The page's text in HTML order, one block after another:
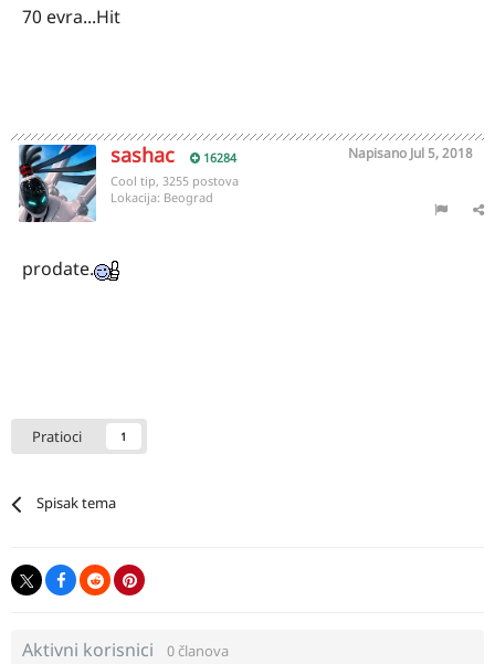
70 evra...Hit
sashac 16284 Napisano Jul 5, 2018
Cool tip, 3255 postova
Lokacija: Beograd
prodate.
Pratioci 1
Spisak tema
Aktivni korisnici 0 članova